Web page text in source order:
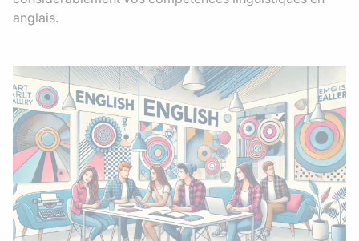
anglais.